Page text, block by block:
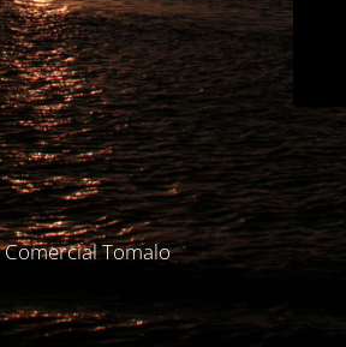
Tomalo